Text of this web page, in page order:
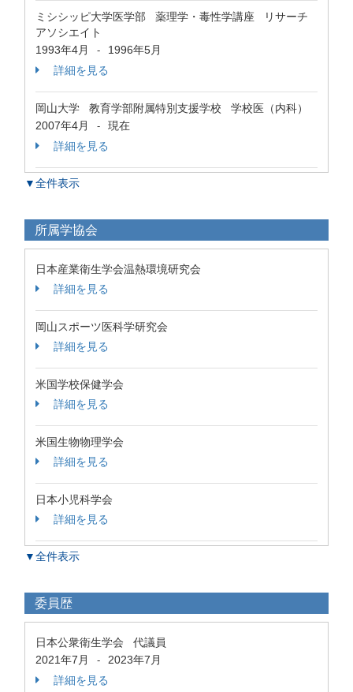
ミシシッピ大学医学部 薬理学・毒性学講座 リサーチ
アソシエイト
1993年4月
-
1996年5月
詳細を見る
岡山大学 教育学部附属特別支援学校 学校医（内科）
2007年4月
-
現在
詳細を見る
▼全件表示
所属学協会
日本産業衛生学会温熱環境研究会
詳細を見る
岡山スポーツ医科学研究会
詳細を見る
米国学校保健学会
詳細を見る
米国生物物理学会
詳細を見る
日本小児科学会
詳細を見る
▼全件表示
委員歴
日本公衆衛生学会 代議員
2021年7月
-
2023年7月
詳細を見る